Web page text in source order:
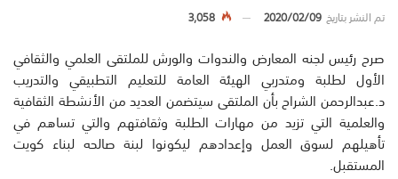
تم النشر بتاريخ2020/02/09
3,058
صرح رئيس لجنه المعارض والندوات والورش للملتقى العلمي والثقافي
الأول لطلبة ومتدربي الهيئة العامة للتعليم التطبيقي والتدريب
د.عبدالرحمن الشراح بأن الملتقى سيتضمن العديد من الأنشطة الثقافية
والعلمية التي تزيد من مهارات الطلبة وثقافتهم والتي تساهم في
تأهيلهم لسوق العمل وإعدادهم ليكونوا لبنة صالحه لبناء كويت
المستقبل.